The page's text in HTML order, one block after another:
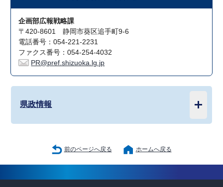
企画部広報戦略課
〒420-8601 静岡市葵区追手町9-6
電話番号：054-221-2231
ファクス番号：054-254-4032
PR@pref.shizuoka.lg.jp
県政情報
前のページへ戻る ホームへ戻る